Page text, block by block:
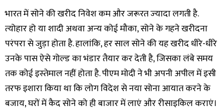
भारत में सोने की खरीद निवेश कम और जरूरत ज्‍यादा लगती है.
त्‍योहार हो या शादी अथवा अन्‍य कोई मौका, सोने के गहने खरीदना
परंपरा से जुड़ा होता है. हालांकि, हर साल सोने की यह खरीद धीरे-धीरे
उनके पास ऐसे गोल्‍ड का भंडार तैयार कर देती है, जिसका लंबे समय
तक कोई इस्‍तेमाल नहीं होता है. पीएम मोदी ने भी अपनी अपील में इसी
तरफ इशारा किया था कि लोग विदेश से नया सोना आयात करने के
बजाय, घरों में कैद सोने को ही बाजार में लाएं और रीसाइकिल कराएं।